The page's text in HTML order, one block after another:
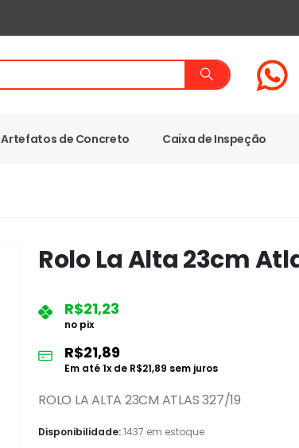
Artefatos de Concreto Caixa de Inspeção
Rolo La Alta 23cm
R$21,23
no pix
R$21,89
Em até1x de R$21,89 sem juros
ROLO LA ALTA 23CM ATLAS 327/19
Disponibilidade:1437 em estoque